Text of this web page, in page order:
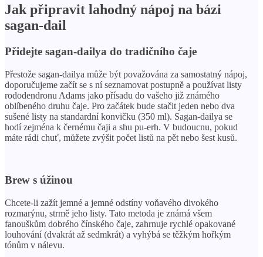
Jak připravit lahodný nápoj na bázi
sagan-dail
Přidejte sagan-dailya do tradičního čaje
Přestože sagan-dailya může být považována za samostatný nápoj,
doporučujeme začít se s ní seznamovat postupně a používat listy
rododendronu Adams jako přísadu do vašeho již známého
oblíbeného druhu čaje. Pro začátek bude stačit jeden nebo dva
sušené listy na standardní konvičku (350 ml). Sagan-dailya se
hodí zejména k černému čaji a shu pu-erh. V budoucnu, pokud
máte rádi chuť, můžete zvýšit počet listů na pět nebo šest kusů.
Brew s úžinou
Chcete-li zažít jemné a jemné odstíny voňavého divokého
rozmarýnu, strmě jeho listy. Tato metoda je známá všem
fanouškům dobrého čínského čaje, zahrnuje rychlé opakované
louhování (dvakrát až sedmkrát) a vyhýbá se těžkým hořkým
tónům v nálevu.